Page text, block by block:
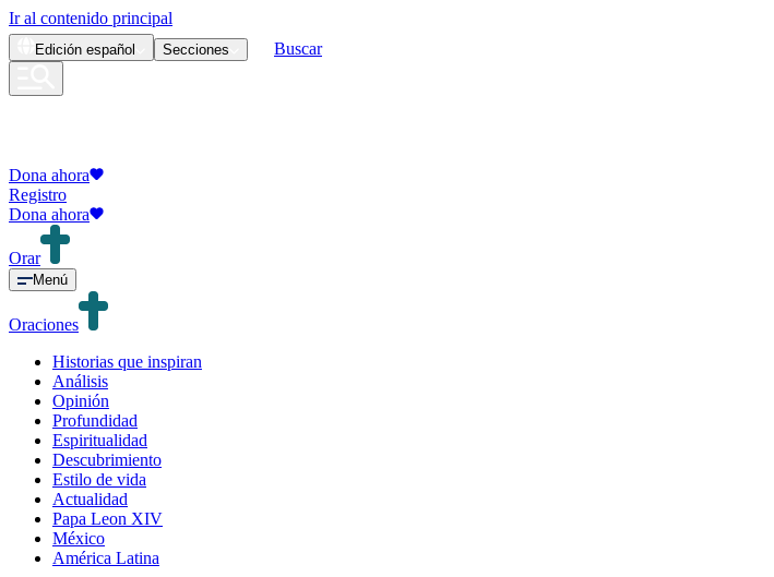
Ir al contenido principal
Edición español Secciones Buscar
Dona ahora
Registro
Dona ahora
Orar
Menú
Oraciones
Historias que inspiran
Análisis
Opinión
Profundidad
Espiritualidad
Descubrimiento
Estilo de vida
Actualidad
Papa Leon XIV
México
América Latina